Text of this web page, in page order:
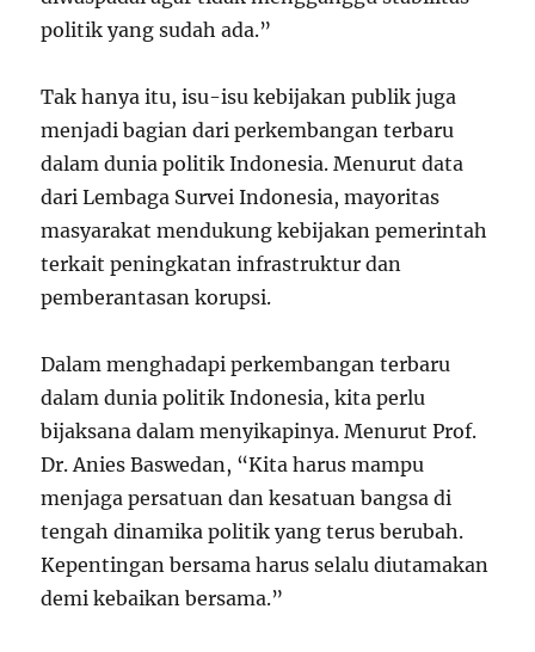
politik yang sudah ada.”
Tak hanya itu, isu-isu kebijakan publik juga
menjadi bagian dari perkembangan terbaru
dalam dunia politik Indonesia. Menurut data
dari Lembaga Survei Indonesia, mayoritas
masyarakat mendukung kebijakan pemerintah
terkait peningkatan infrastruktur dan
pemberantasan korupsi.
Dalam menghadapi perkembangan terbaru
dalam dunia politik Indonesia, kita perlu
bijaksana dalam menyikapinya. Menurut Prof.
Dr. Anies Baswedan, “Kita harus mampu
menjaga persatuan dan kesatuan bangsa di
tengah dinamika politik yang terus berubah.
Kepentingan bersama harus selalu diutamakan
demi kebaikan bersama.”